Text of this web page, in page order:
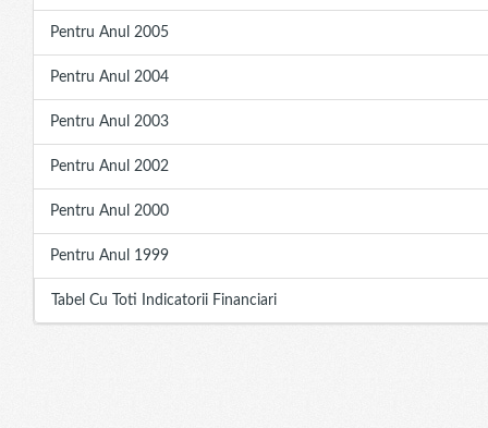
Pentru Anul 2005
Pentru Anul 2004
Pentru Anul 2003
Pentru Anul 2002
Pentru Anul 2000
Pentru Anul 1999
Tabel Cu Toti Indicatorii Financiari